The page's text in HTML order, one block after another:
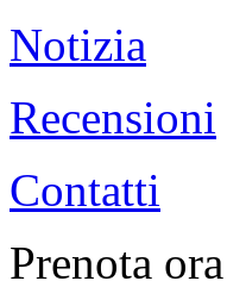
Notizia
Recensioni
Contatti
Prenota ora